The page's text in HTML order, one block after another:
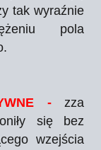
tak wyraźnie
pola
-zza
się bez
wzejścia